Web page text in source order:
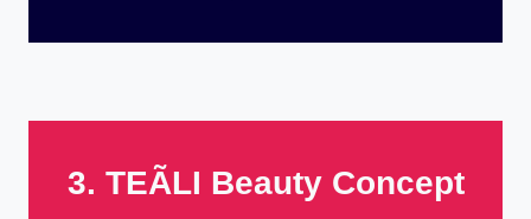
3. TEÃLI Beauty Concept